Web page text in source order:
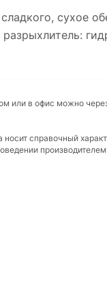
сухое
или в офис можно
справочный